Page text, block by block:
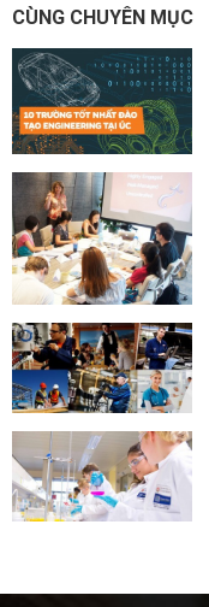
CÙNG CHUYÊN MỤC